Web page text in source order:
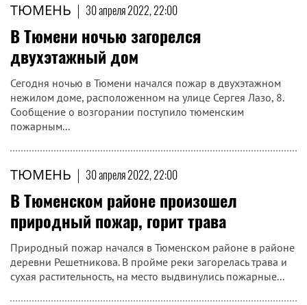
ТЮМЕНЬ | 30 апреля 2022, 22:00
В Тюмени ночью загорелся
двухэтажный дом
Сегодня ночью в Тюмени начался пожар в двухэтажном
нежилом доме, расположенном на улице Сергея Лазо, 8.
Сообщение о возгорании поступило тюменским
пожарным...
ТЮМЕНЬ | 30 апреля 2022, 22:00
В Тюменском районе произошел
природный пожар, горит трава
Природный пожар начался в Тюменском районе в районе
деревни Решетникова. В пройме реки загорелась трава и
сухая растительность, на место выдвинулись пожарные...